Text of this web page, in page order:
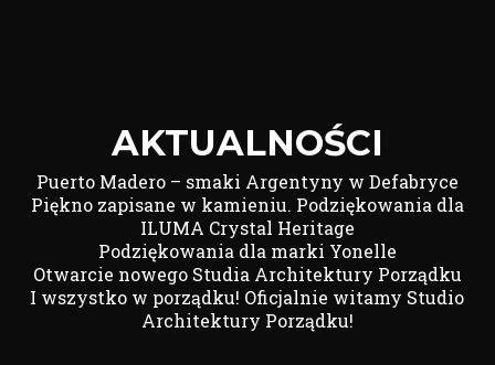
AKTUALNOŚCI
Puerto Madero – smaki Argentyny w Defabryce
Piękno zapisane w kamieniu. Podziękowania dla
ILUMA Crystal Heritage
Podziękowania dla marki Yonelle
Otwarcie nowego Studia Architektury Porządku
I wszystko w porządku! Oficjalnie witamy Studio
Architektury Porządku!